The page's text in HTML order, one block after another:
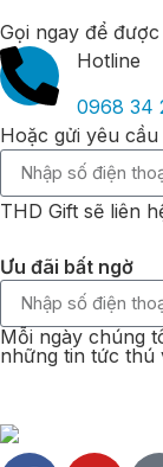
Gọi ngay để
Hotline
0968 34
Hoặc gửi yêu
THD Gift sẽ liên
Ưu đãi bất ngờ
Mỗi ngày chúng
những tin tức thú